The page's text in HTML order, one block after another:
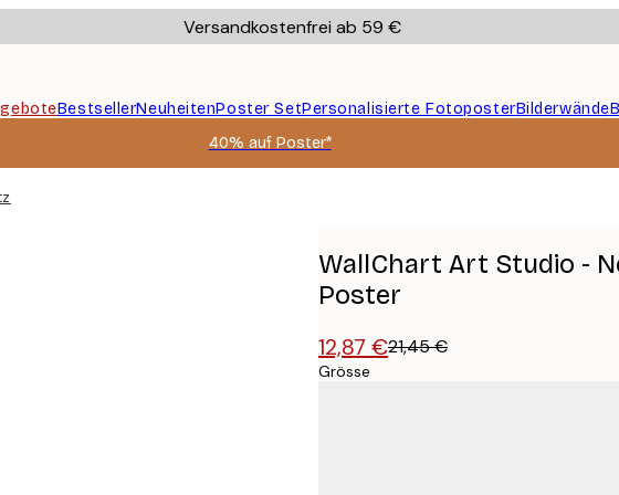
Versandkostenfrei ab 59 €
BestsellerNeuheitenPoster SetPersonalisierte FotoposterBilderwände
40% auf Poster*
und Kaffee Poster
WallChart Art Studio -
Poster
12,87 €21,45 €
Grösse